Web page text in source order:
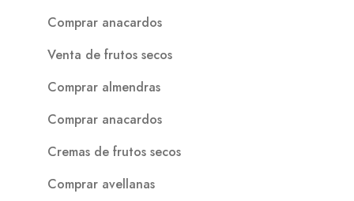
Comprar anacardos
Venta de frutos secos
Comprar almendras
Comprar anacardos
Cremas de frutos secos
Comprar avellanas